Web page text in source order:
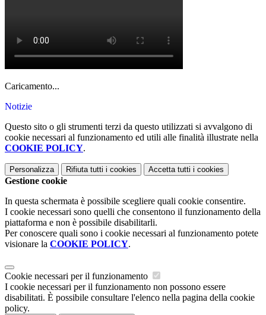
Caricamento...
Notizie
Questo sito o gli strumenti terzi da questo utilizzati si avvalgono di
cookie necessari al funzionamento ed utili alle finalità illustrate nella
COOKIE POLICY.
Personalizza Rifiuta tutti i cookies Accetta tutti i cookies
Gestione cookie
In questa schermata è possibile scegliere quali cookie consentire.
I cookie necessari sono quelli che consentono il funzionamento della
piattaforma e non è possibile disabilitarli.
Per conoscere quali sono i cookie necessari al funzionamento potete
visionare la COOKIE POLICY.
Cookie necessari per il funzionamento
I cookie necessari per il funzionamento non possono essere
disabilitati. È possibile consultare l'elenco nella pagina della cookie
policy.